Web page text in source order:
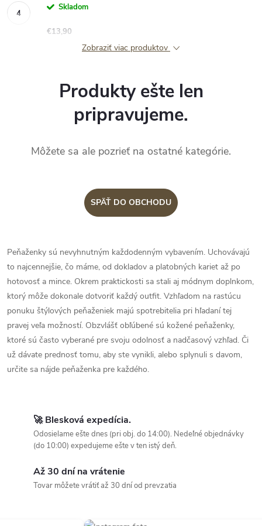
Skladom
€13,90
Zobraziť viac produktov
Produkty ešte len
pripravujeme.
Môžete sa ale pozrieť na ostatné kategórie.
SPÄŤ DO OBCHODU
Peňaženky sú nevyhnutným každodenným vybavením. Uchovávajú
to najcennejšie, čo máme, od dokladov a platobných kariet až po
hotovosť a mince. Okrem praktickosti sa stali aj módnym doplnkom,
ktorý môže dokonale dotvoriť každý outfit. Vzhľadom na rastúcu
ponuku štýlových peňaženiek majú spotrebitelia pri hľadaní tej
pravej veľa možností. Obzvlášť obľúbené sú kožené peňaženky,
ktoré sú často vyberané pre svoju odolnosť a nadčasový vzhľad. Či
už dávate prednosť tomu, aby ste vynikli, alebo splynuli s davom,
určite sa nájde peňaženka pre každého.
🚀 Blesková expedícia.
Odosielame ešte dnes (pri obj. do 14:00). Nedeľné objednávky
(do 10:00) expedujeme ešte v ten istý deň.
Až 30 dní na vrátenie
Tovar môžete vrátiť až 30 dní od prevzatia